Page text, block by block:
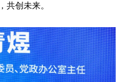
共创未来。